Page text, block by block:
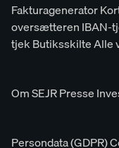
Fakturagenerator
oversætterenIBAN-
tjekButiksskilteAlle
Om SEJRPresse
Persondata (GDPR)